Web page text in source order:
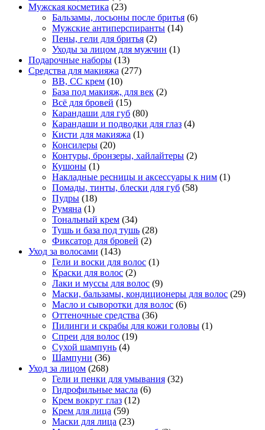
Мужская косметика (23)
Бальзамы, лосьоны после бритья (6)
Мужские антиперспиранты (14)
Пены, гели для бритья (2)
Уходы за лицом для мужчин (1)
Подарочные наборы (13)
Средства для макияжа (277)
BB, CC крем (10)
База под макияж, для век (2)
Всё для бровей (15)
Карандаши для губ (80)
Карандаши и подводки для глаз (4)
Кисти для макияжа (1)
Консилеры (20)
Контуры, бронзеры, хайлайтеры (2)
Кушоны (1)
Накладные ресницы и аксессуары к ним (1)
Помады, тинты, блески для губ (58)
Пудры (18)
Румяна (1)
Тональный крем (34)
Тушь и база под тушь (28)
Фиксатор для бровей (2)
Уход за волосами (143)
Гели и воски для волос (1)
Краски для волос (2)
Лаки и муссы для волос (9)
Маски, бальзамы, кондиционеры для волос (29)
Масло и сыворотки для волос (6)
Оттеночные средства (36)
Пилинги и скрабы для кожи головы (1)
Спреи для волос (19)
Сухой шампунь (4)
Шампуни (36)
Уход за лицом (268)
Гели и пенки для умывания (32)
Гидрофильные масла (6)
Крем вокруг глаз (12)
Крем для лица (59)
Маски для лица (23)